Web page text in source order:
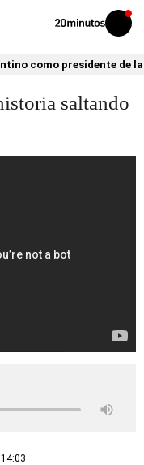
Volver
Iniciar
sesión
como presidente de
saltando